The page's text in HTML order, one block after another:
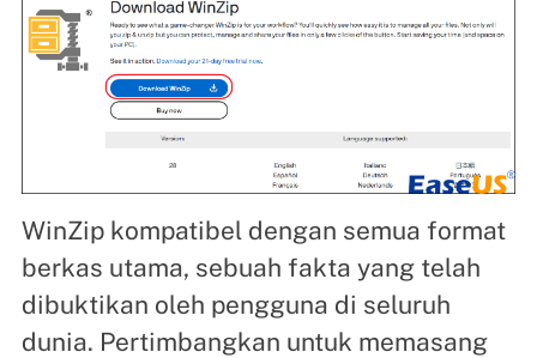
WinZip kompatibel dengan semua format
berkas utama, sebuah fakta yang telah
dibuktikan oleh pengguna di seluruh
dunia. Pertimbangkan untuk memasang